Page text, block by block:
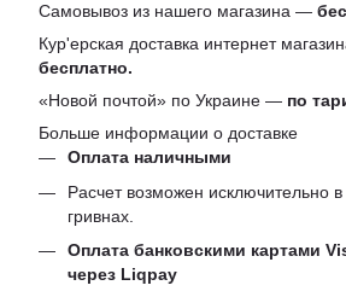
Самовывоз из нашего магазина —
Кур'ерская доставка интернет
бесплатно.
«Новой почтой» по Украине — по
Больше информации о доставке
Оплата наличными
Расчет возможен исключительно в
гривнах.
Оплата банковскими картами
через Liqpay